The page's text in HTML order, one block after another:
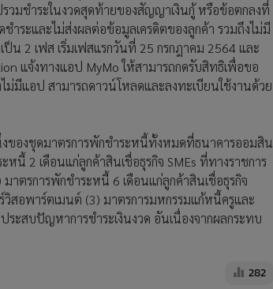
รวมชำระในงวดสุดท้ายของสัญญาเงินกู้ หรือข้อตกลงที่
ระและไม่ส่งผลต่อข้อมูลเครดิตของลูกค้า รวมถึงไม่มี
น 2 เฟส เริ่มเฟสแรกวันที่ 25 กรกฎาคม 2564 และ
แจ้งทางแอป MyMo ให้สามารถกดรับสิทธิเพื่อขอ
มีแอป สามารถดาวน์โหลดและลงทะเบียนใช้งานด้วย
ของชุดมาตรการพักชำระหนี้ทั้งหมดที่ธนาคารออมสิน
นี้ 2 เดือนแก่ลูกค้าสินเชื่อธุรกิจ SMEs ที่ทางราชการ
าตรการพักชำระหนี้ 6 เดือนแก่ลูกค้าสินเชื่อธุรกิจ
ร์วิสอพาร์ตเมนต์ (3) มาตรการมหกรรมแก้หนี้ครูและ
ะสบปัญหาการชำระเงินงวด อันเนื่องจากผลกระทบ
282